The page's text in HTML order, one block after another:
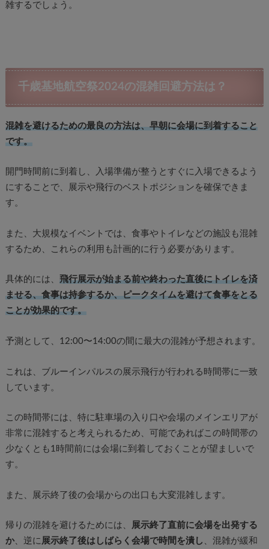
雑するでしょう。
千歳基地航空祭2024の混雑回避方法は？
混雑を避けるための最良の方法は、早朝に会場に到着すること
です。
開門時間前に到着し、入場準備が整うとすぐに入場できるよう
にすることで、展示や飛行のベストポジションを確保できま
す。
また、大規模なイベントでは、食事やトイレなどの施設も混雑
するため、これらの利用も計画的に行う必要があります。
具体的には、 飛行展示が始まる前や終わった直後にトイレを済
ませる、食事は持参するか、ピークタイムを避けて食事をとる
ことが効果的です。
予測として、12:00〜14:00の間に最大の混雑が予想されます。
これは、ブルーインパルスの展示飛行が行われる時間帯に一致
しています。
この時間帯には、特に駐車場の入り口や会場のメインエリアが
非常に混雑すると考えられるため、可能であればこの時間帯の
少なくとも1時間前には会場に到着しておくことが望ましいで
す。
また、展示終了後の会場からの出口も大変混雑します。
帰りの混雑を避けるためには、 展示終了直前に会場を出発する
か、逆に展示終了後はしばらく会場で時間を潰し 、混雑が緩和